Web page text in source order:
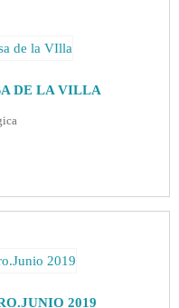
DE LA VILLA
2019